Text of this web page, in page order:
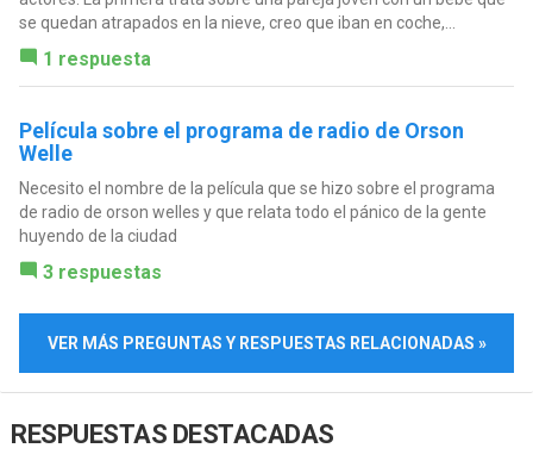
se quedan atrapados en la nieve, creo que iban en coche,...
1 respuesta
Película sobre el programa de radio de Orson
Welle
Necesito el nombre de la película que se hizo sobre el programa
de radio de orson welles y que relata todo el pánico de la gente
huyendo de la ciudad
3 respuestas
VER MÁS PREGUNTAS Y RESPUESTAS RELACIONADAS »
RESPUESTAS DESTACADAS